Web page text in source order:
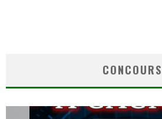
CONCOURS